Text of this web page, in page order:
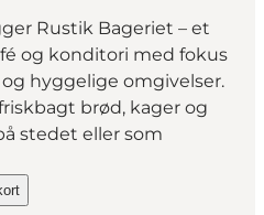
Rustik Bageriet – et
og konditori med fokus
hyggelige omgivelser.
brød, kager og
stedet eller som
- Café og Konditori"
Bageriet - Café og Konditori on_map